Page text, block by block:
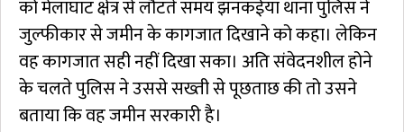
को मेलाघाट क्षेत्र से लौटते समय झनकईया थाना पुलिस ने
जुल्फीकार से जमीन के कागजात दिखाने को कहा। लेकिन
वह कागजात सही नहीं दिखा सका। अति संवेदनशील होने
के चलते पुलिस ने उससे सख्ती से पूछताछ की तो उसने
बताया कि वह जमीन सरकारी है।